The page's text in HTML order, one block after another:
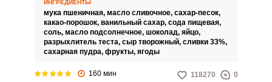
ИНГРЕДИЕНТЫ
мука пшеничная, масло сливочное, сахар-песок,
какао-порошок, ванильный сахар, сода пищевая,
соль, масло подсолнечное, шоколад, яйцо,
разрыхлитель теста, сыр творожный, сливки 33%,
сахарная пудра, фрукты, ягоды
160 мин 118270 0